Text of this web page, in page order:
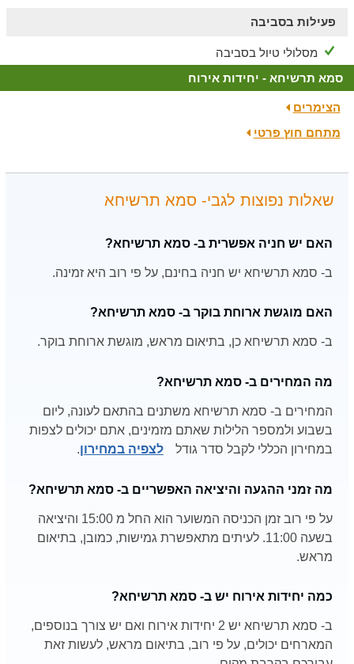
פעילות בסביבה
מסלולי טיול בסביבה
סמא תרשיחא - יחידות אירוח
הצימרים
מתחם חוץ פרטי
שאלות נפוצות לגבי- סמא תרשיחא
האם יש חניה אפשרית ב- סמא תרשיחא?
ב- סמא תרשיחא יש חניה בחינם, על פי רוב היא זמינה.
האם מוגשת ארוחת בוקר ב- סמא תרשיחא?
ב- סמא תרשיחא כן, בתיאום מראש, מוגשת ארוחת בוקר.
מה המחירים ב- סמא תרשיחא?
המחירים ב- סמא תרשיחא משתנים בהתאם לעונה, ליום
בשבוע ולמספר הלילות שאתם מזמינים, אתם יכולים לצפות
במחירון הכללי לקבל סדר גודל
לצפיה במחירון.
מה זמני ההגעה והיציאה האפשריים ב- סמא תרשיחא?
על פי רוב זמן הכניסה המשוער הוא החל מ 15:00 והיציאה
בשעה 11:00. לעיתים מתאפשרת גמישות, כמובן, בתיאום
מראש.
כמה יחידות אירוח יש ב- סמא תרשיחא?
ב- סמא תרשיחא יש 2 יחידות אירוח ואם יש צורך בנוספים,
המארחים יכולים, על פי רוב, בתיאום מראש, לעשות זאת